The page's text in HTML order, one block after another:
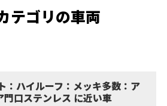
テゴリの車両
：ハイルーフ：メッキ多数：ア
口ステンレス に近い車